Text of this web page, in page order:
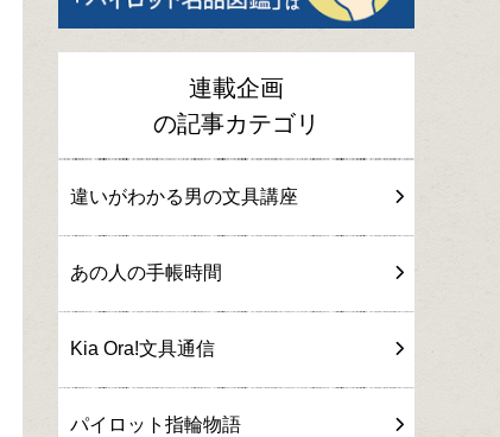
連載企画
の記事カテゴリ
違いがわかる男の文具講座
あの人の手帳時間
Kia Ora!文具通信
パイロット指輪物語